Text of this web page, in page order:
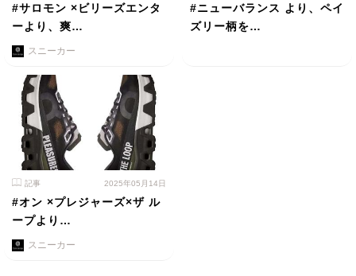
#サロモン ×ビリーズエンタ
ーより、爽…
スニーカー
#ニューバランス より、ペイ
ズリー柄を…
記事 2025年05月14日
#オン ×プレジャーズ×ザ ル
ープより…
スニーカー